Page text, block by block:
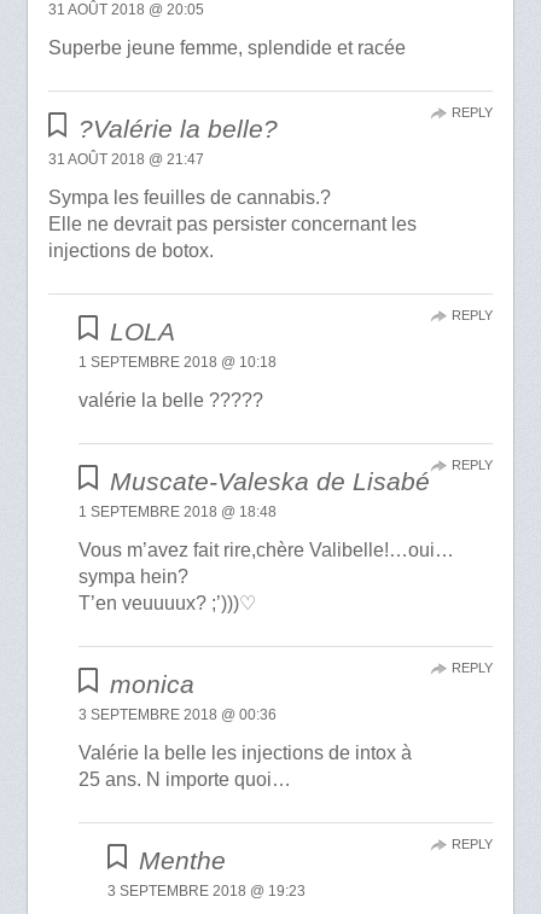
31 AOÛT 2018 @ 20:05
Superbe jeune femme, splendide et racée
?Valérie la belle?
31 AOÛT 2018 @ 21:47
Sympa les feuilles de cannabis.?
Elle ne devrait pas persister concernant les
injections de botox.
REPLY
LOLA
1 SEPTEMBRE 2018 @ 10:18
valérie la belle ?????
REPLY
Muscate-Valeska de Lisabé
1 SEPTEMBRE 2018 @ 18:48
Vous m’avez fait rire,chère Valibelle!…oui…
sympa hein?
T’en veuuuux? ;’)))♡
REPLY
monica
3 SEPTEMBRE 2018 @ 00:36
Valérie la belle les injections de intox à
25 ans. N importe quoi…
REPLY
Menthe
3 SEPTEMBRE 2018 @ 19:23
REPLY